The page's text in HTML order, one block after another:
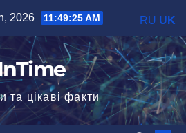
2026 11:49:26 AM
та цікаві факти
RU UK